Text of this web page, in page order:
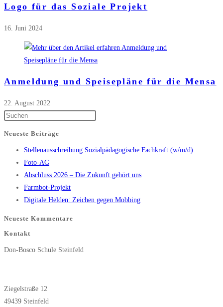
Logo für das Soziale Projekt
16. Juni 2024
Anmeldung und Speisepläne für die Mensa
22. August 2022
close
search
Neueste Beiträge
Stellenausschreibung Sozialpädagogische Fachkraft (w/m/d)
Foto-AG
Abschluss 2026 – Die Zukunft gehört uns
Farmbot-Projekt
Digitale Helden: Zeichen gegen Mobbing
Neueste Kommentare
Kontakt
Don-Bosco Schule Steinfeld
Ziegelstraße 12
49439 Steinfeld